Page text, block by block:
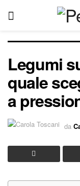
Legumi
quale
a
da